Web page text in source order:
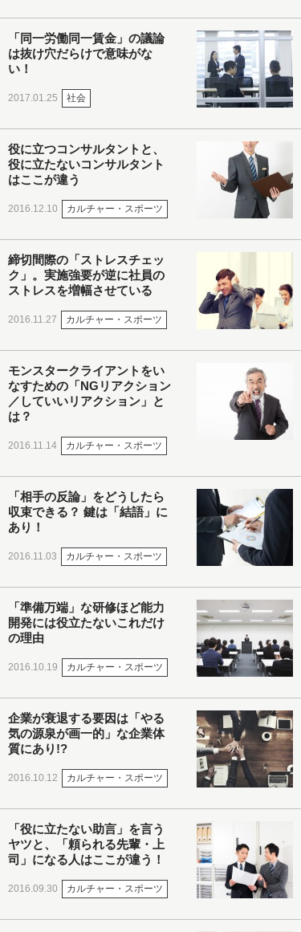
「同一労働同一賃金」の議論
は抜け穴だらけで意味がな
い！
2017.01.25 社会
役に立つコンサルタントと、
役に立たないコンサルタント
はここが違う
2016.12.10 カルチャー・スポーツ
締切間際の「ストレスチェッ
ク」。実施強要が逆に社員の
ストレスを増幅させている
2016.11.27 カルチャー・スポーツ
モンスタークライアントをい
なすための「NGリアクション
／していいリアクション」と
は？
2016.11.14 カルチャー・スポーツ
「相手の反論」をどうしたら
収束できる？ 鍵は「結語」に
あり！
2016.11.03 カルチャー・スポーツ
「準備万端」な研修ほど能力
開発には役立たないこれだけ
の理由
2016.10.19 カルチャー・スポーツ
企業が衰退する要因は「やる
気の源泉が画一的」な企業体
質にあり!?
2016.10.12 カルチャー・スポーツ
「役に立たない助言」を言う
ヤツと、「頼られる先輩・上
司」になる人はここが違う！
2016.09.30 カルチャー・スポーツ